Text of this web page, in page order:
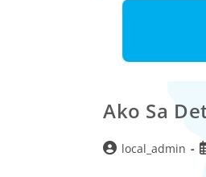
Ako Sa
local_admin